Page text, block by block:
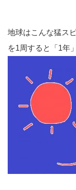
地球はこんな猛ス
を1周すると「1年